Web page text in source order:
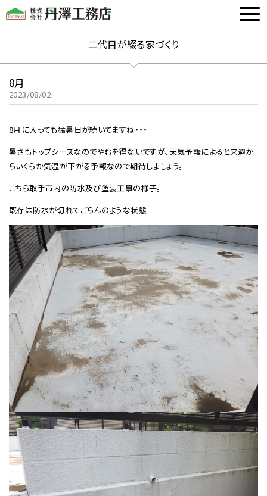
二代目が綴る家づくり
8月
2023/08/02
8月に入っても猛暑日が続いてますね・・・
暑さもトップシーズなのでやむを得ないですが、天気予報によると来週か
らいくらか気温が下がる予報なので期待しましょう。
こちら取手市内の防水及び塗装工事の様子。
既存は防水が切れてごらんのような状態